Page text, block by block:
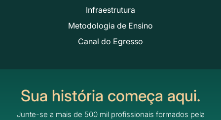
Infraestrutura
Metodologia de Ensino
Canal do Egresso
Sua história começa aqui.
Junte-se a mais de 500 mil profissionais formados pela